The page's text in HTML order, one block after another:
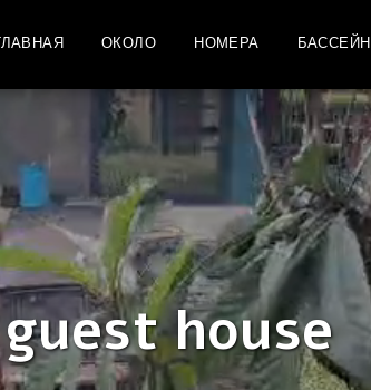
ОКОЛО НОМЕРА БАССЕЙН
house